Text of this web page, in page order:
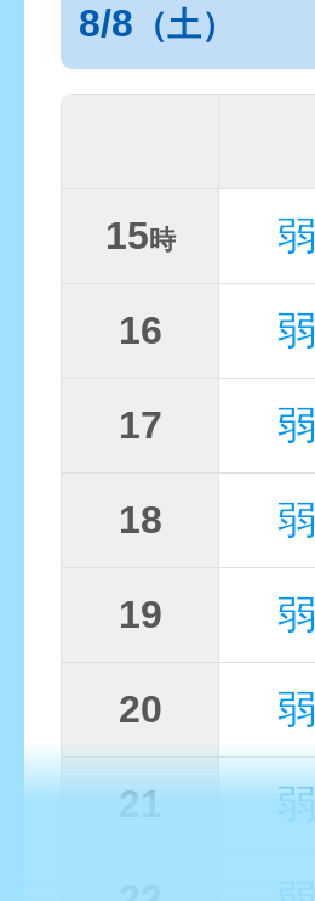
8/8 （土）
15時 弱
16 弱
17 弱
18 弱
19 弱
20 弱
21 弱